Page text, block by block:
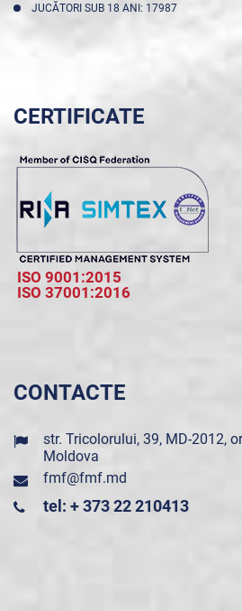
JUCĂTORI SUB 18 ANI: 17987
CERTIFICATE
ISO 9001:2015
ISO 37001:2016
CONTACTE
str. Tricolorului, 39, MD-2012,
Moldova
fmf@fmf.md
tel: + 373 22 210413